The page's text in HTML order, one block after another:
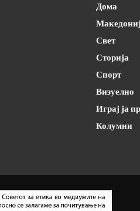
Дома
Свет
Сторија
Спорт
Визуелно
Играј ја
Колумни